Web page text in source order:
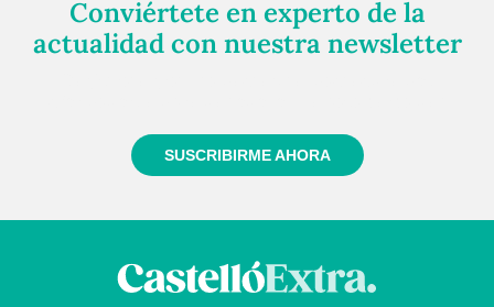
Conviértete en experto de la
actualidad con nuestra newsletter
SUSCRIBIRME AHORA